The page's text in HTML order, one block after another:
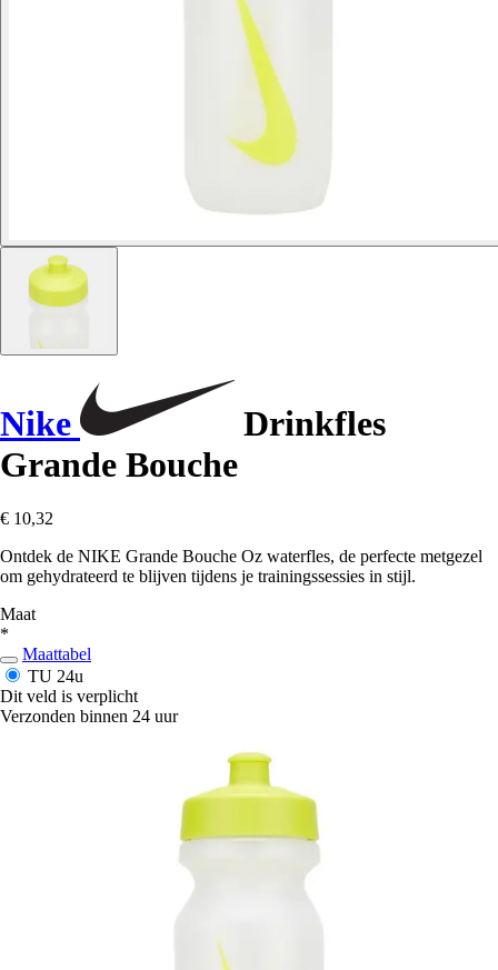
Nike
Drinkfles
Grande Bouche
€ 10,32
Ontdek de NIKE Grande Bouche Oz waterfles, de perfecte metgezel
om gehydrateerd te blijven tijdens je trainingssessies in stijl.
Maat
*
Maattabel
TU 24u
Dit veld is verplicht
Verzonden binnen 24 uur